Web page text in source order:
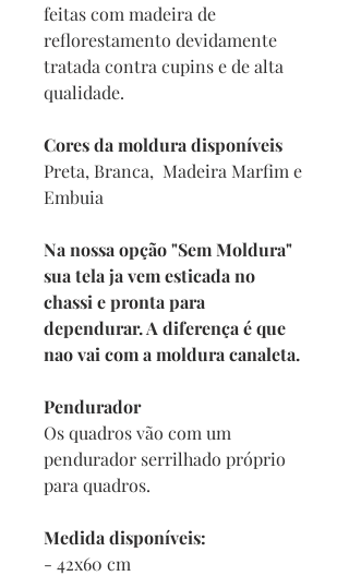
feitas com madeira de
reflorestamento devidamente
tratada contra cupins e de alta
qualidade.
Cores da moldura disponíveis
Preta, Branca, Madeira Marfim e
Embuia
Na nossa opção "Sem Moldura"
sua tela ja vem esticada no
chassi e pronta para
dependurar. A diferença é que
nao vai com a moldura canaleta.
Pendurador
Os quadros vão com um
pendurador serrilhado próprio
para quadros.
Medida disponíveis:
- 42x60 cm